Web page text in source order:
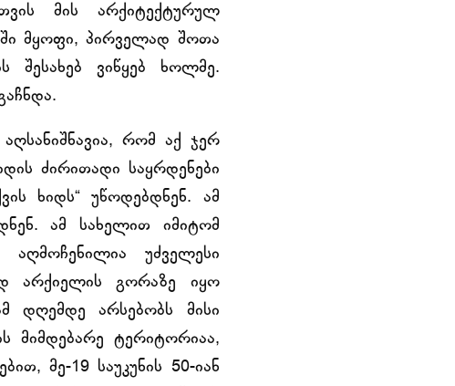
მის არქიტექტურულ
მყოფი, პირველად შოთა
ვიწყებ ხოლმე.
რომ აქ ჯერ
ძირითადი საყრდენები
ხიდს“ უწოდებდნენ. ამ
ამ სახელით იმიტომ
უძველესი
არქიელის გორაზე იყო
დღემდე არსებობს მისი
მიმდებარე ტერიტორიაა,
მე-19 საუკუნის 50-იან